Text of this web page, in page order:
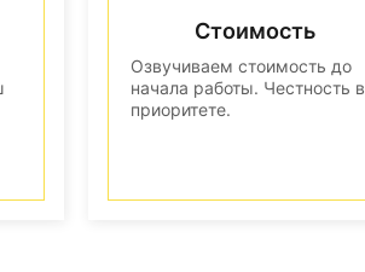
Стоимость
Озвучиваем стоимость до
начала работы. Честность в
приоритете.